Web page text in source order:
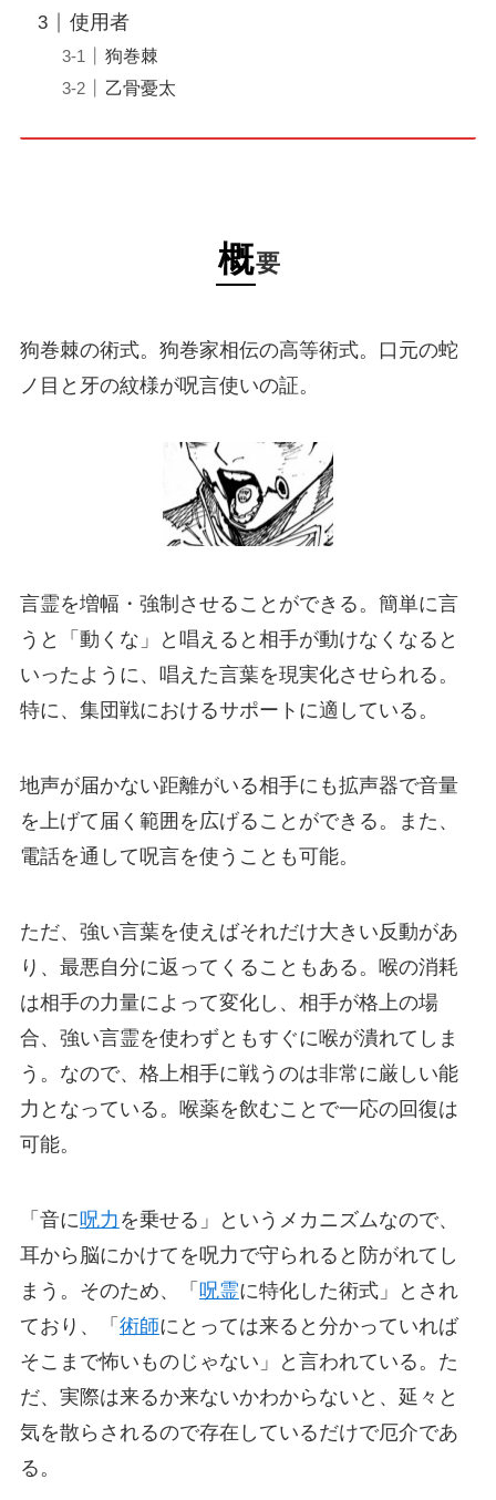
使用者
狗巻棘
乙骨憂太
概要
狗巻棘の術式。狗巻家相伝の高等術式。口元の蛇
ノ目と牙の紋様が呪言使いの証。
言霊を増幅・強制させることができる。簡単に言
うと「動くな」と唱えると相手が動けなくなると
いったように、唱えた言葉を現実化させられる。
特に、集団戦におけるサポートに適している。
地声が届かない距離がいる相手にも拡声器で音量
を上げて届く範囲を広げることができる。また、
電話を通して呪言を使うことも可能。
ただ、強い言葉を使えばそれだけ大きい反動があ
り、最悪自分に返ってくることもある。喉の消耗
は相手の力量によって変化し、相手が格上の場
合、強い言霊を使わずともすぐに喉が潰れてしま
う。なので、格上相手に戦うのは非常に厳しい能
力となっている。喉薬を飲むことで一応の回復は
可能。
「音に呪力 を乗せる」というメカニズムなので、
耳から脳にかけてを呪力で守られると防がれてし
まう。そのため、「 呪霊に特化した術式」とされ
ており、「 術師にとっては来ると分かっていれば
そこまで怖いものじゃない」と言われている。た
だ、実際は来るか来ないかわからないと、延々と
気を散らされるので存在しているだけで厄介であ
る。